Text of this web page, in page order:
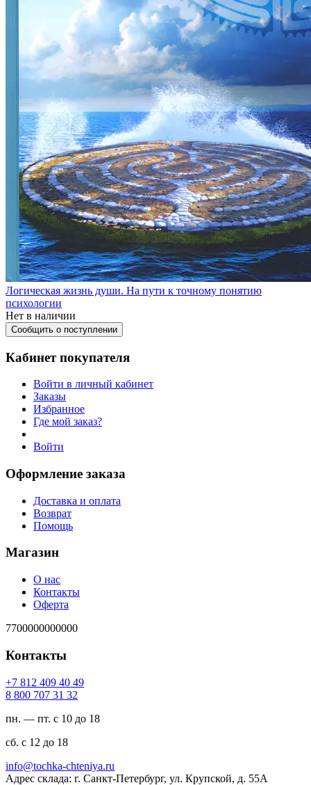
Логическая жизнь души. На пути к точному понятию
психологии
Нет в наличии
Сообщить о поступлении
Кабинет покупателя
Войти в личный кабинет
Заказы
Избранное
Где мой заказ?
Войти
Оформление заказа
Доставка и оплата
Возврат
Помощь
Магазин
О нас
Контакты
Оферта
7700000000000
Контакты
94 04 904 218 7+
23 13 707 008 8
пн. — пт. с 10 до 18
сб. с 12 до 18
ur.ayinethc-akhcot@ofni
Адрес склада: г. Санкт-Петербург, ул. Крупской, д. 55А